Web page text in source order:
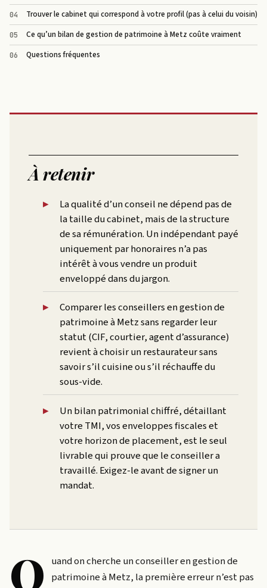
Trouver le cabinet qui correspond à votre profil (pas à celui du voisin)
Ce qu’un bilan de gestion de patrimoine à Metz coûte vraiment
Questions fréquentes
À retenir
La qualité d’un conseil ne dépend pas de
la taille du cabinet, mais de la structure
de sa rémunération. Un indépendant payé
uniquement par honoraires n’a pas
intérêt à vous vendre un produit
enveloppé dans du jargon.
Comparer les conseillers en gestion de
patrimoine à Metz sans regarder leur
statut (CIF, courtier, agent d’assurance)
revient à choisir un restaurateur sans
savoir s’il cuisine ou s’il réchauffe du
sous-vide.
Un bilan patrimonial chiffré, détaillant
votre TMI, vos enveloppes fiscales et
votre horizon de placement, est le seul
livrable qui prouve que le conseiller a
travaillé. Exigez-le avant de signer un
mandat.
Q uand on cherche un conseiller en gestion de
patrimoine à Metz, la première erreur n’est pas